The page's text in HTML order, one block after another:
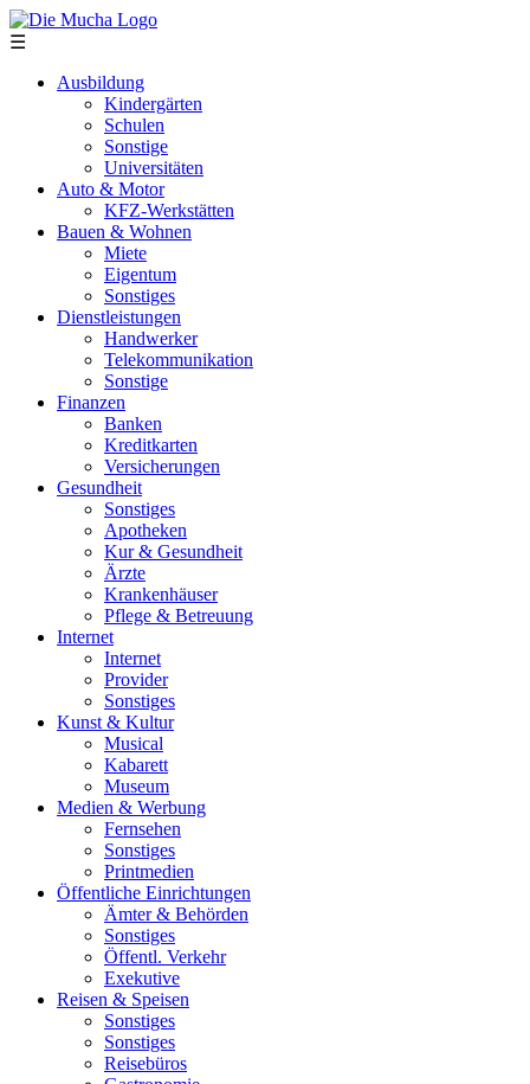
Direkt zum Inhalt
☰
Ausbildung
Kindergärten
Schulen
Sonstige
Universitäten
Auto & Motor
KFZ-Werkstätten
Bauen & Wohnen
Miete
Eigentum
Sonstiges
Dienstleistungen
Handwerker
Telekommunikation
Sonstige
Finanzen
Banken
Kreditkarten
Versicherungen
Gesundheit
Sonstiges
Apotheken
Kur & Gesundheit
Ärzte
Krankenhäuser
Pflege & Betreuung
Internet
Internet
Provider
Sonstiges
Kunst & Kultur
Musical
Kabarett
Museum
Medien & Werbung
Fernsehen
Sonstiges
Printmedien
Öffentliche Einrichtungen
Ämter & Behörden
Sonstiges
Öffentl. Verkehr
Exekutive
Reisen & Speisen
Sonstiges
Sonstiges
Reisebüros